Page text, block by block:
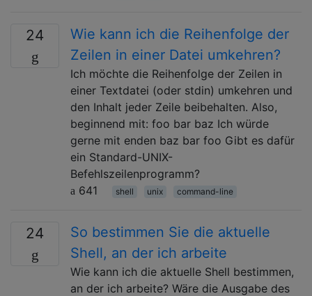
24
Wie kann ich die Reihenfolge der
Zeilen in einer Datei umkehren?
Ich möchte die Reihenfolge der Zeilen in
einer Textdatei (oder stdin) umkehren und
den Inhalt jeder Zeile beibehalten. Also,
beginnend mit: foo bar baz Ich würde
gerne mit enden baz bar foo Gibt es dafür
ein Standard-UNIX-
Befehlszeilenprogramm?
641
shell unix command-line
24
So bestimmen Sie die aktuelle
Shell, an der ich arbeite
Wie kann ich die aktuelle Shell bestimmen,
an der ich arbeite? Wäre die Ausgabe des